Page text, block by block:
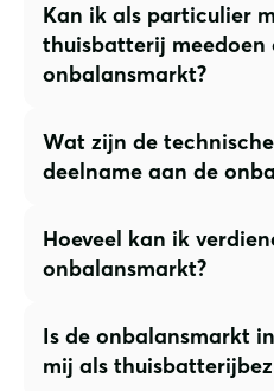
Kan ik als particulier
thuisbatterij meedoen
onbalansmarkt?
Wat zijn de
deelname aan de
Hoeveel kan ik
onbalansmarkt?
Is de onbalansmarkt
mij als